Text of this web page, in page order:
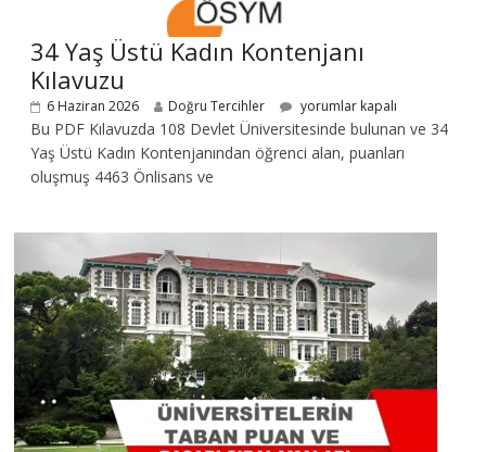
34 Yaş Üstü Kadın Kontenjanı
Kılavuzu
6 Haziran 2026 Doğru Tercihler yorumlar kapalı
Bu PDF Kılavuzda 108 Devlet Üniversitesinde bulunan ve 34
Yaş Üstü Kadın Kontenjanından öğrenci alan, puanları
oluşmuş 4463 Önlisans ve